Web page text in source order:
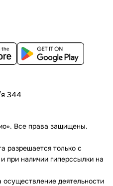
я 344
Все права защищены.
разрешается только с
при наличии гиперссылки на
деятельности